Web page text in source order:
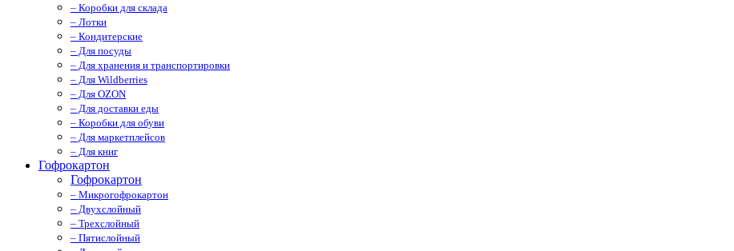
– Коробки для склада
– Лотки
– Кондитерские
– Для посуды
– Для хранения и транспортировки
– Для Wildberries
– Для OZON
– Для доставки еды
– Коробки для обуви
– Для маркетплейсов
– Для книг
Гофрокартон
Гофрокартон
– Микрогофрокартон
– Двухслойный
– Трехслойный
– Пятислойный